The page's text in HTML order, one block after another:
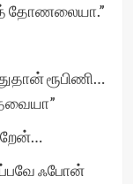
தோணலையா.”
ரூபிணி…
ஃபோன்